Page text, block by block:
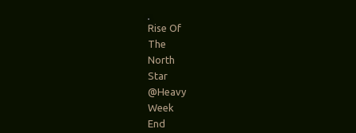
Rise Of
The
North
Star
@Heavy
Week
End